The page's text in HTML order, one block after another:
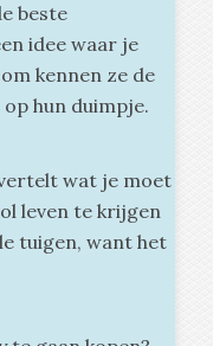
beste
idee waar je
kennen ze de
hun duimpje.
wat je moet
leven te krijgen
tuigen, want het